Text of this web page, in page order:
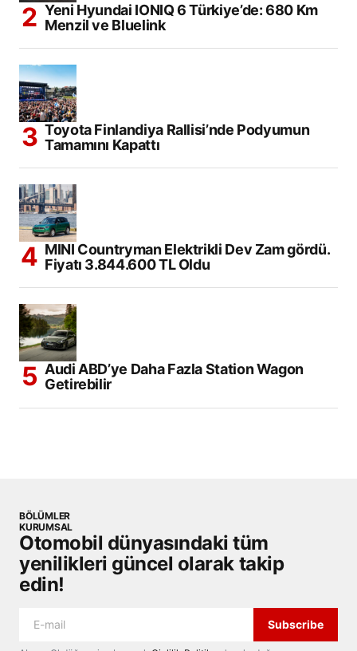
Yeni Hyundai IONIQ 6 Türkiye’de: 680 Km
Menzil ve Bluelink
Toyota Finlandiya Rallisi’nde Podyumun
Tamamını Kapattı
MINI Countryman Elektrikli Dev Zam gördü.
Fiyatı 3.844.600 TL Oldu
Audi ABD’ye Daha Fazla Station Wagon
Getirebilir
BÖLÜMLER
KURUMSAL
Otomobil dünyasındaki tüm
yenilikleri güncel olarak takip
edin!
Subscribe